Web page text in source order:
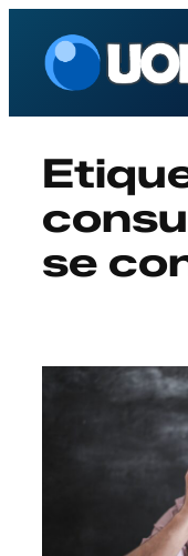
contenido
se